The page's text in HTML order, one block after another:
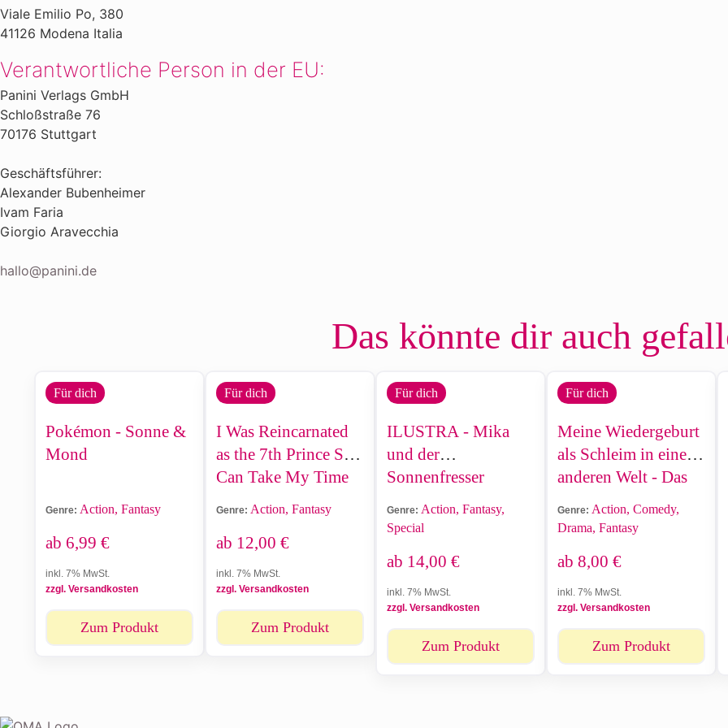
Viale Emilio Po, 380
41126 Modena Italia
Verantwortliche Person in der EU:
Panini Verlags GmbH​
Schloßstraße 76​
70176 Stuttgart
Geschäftsführer:
Alexander Bubenheimer
Ivam Faria
Giorgio Aravecchia
hallo@panini.de
Das könnte dir auch
Für dich
Pokémon - Sonne &
Mond
Genre: Action, Fantasy
ab 6,99 €
inkl. 7% MwSt.
zzgl. Versandkosten
Zum Produkt
Für dich
I Was Reincarnated
as the 7th Prince So I
Can Take My Time
Perfecting My
Magical Ability
Genre: Action, Fantasy
ab 12,00 €
inkl. 7% MwSt.
zzgl. Versandkosten
Zum Produkt
Für dich
ILUSTRA - Mika
und der
Sonnenfresser
Genre: Action, Fantasy,
Special
ab 14,00 €
inkl. 7% MwSt.
zzgl. Versandkosten
Zum Produkt
Für dich
Meine Wiedergeburt
als Schleim in einer
anderen Welt - Das
Leben im Land der
Dämonen
Genre: Action, Comedy,
Drama, Fantasy
ab 8,00 €
inkl. 7% MwSt.
zzgl. Versandkosten
Zum Produkt